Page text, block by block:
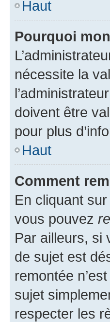
Haut
Pourquoi
nécessite la
doivent être
pour plus
Haut
Comment
En cliquant
vous pouvez
Par ailleurs, si
de sujet est
remontée
sujet
respecter les